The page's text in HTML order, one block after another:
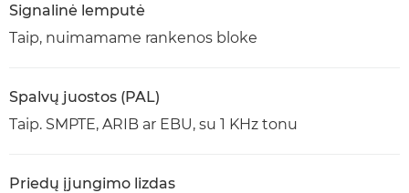
Signalinė lemputė
Taip, nuimamame rankenos bloke
Spalvų juostos (PAL)
Taip. SMPTE, ARIB ar EBU, su 1 KHz tonu
Priedų įjungimo lizdas